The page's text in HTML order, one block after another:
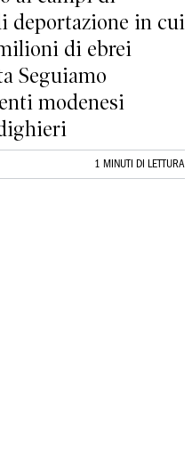
deportazione in cui
di ebrei
Seguiamo
modenesi
1 MINUTI DI LETTURA